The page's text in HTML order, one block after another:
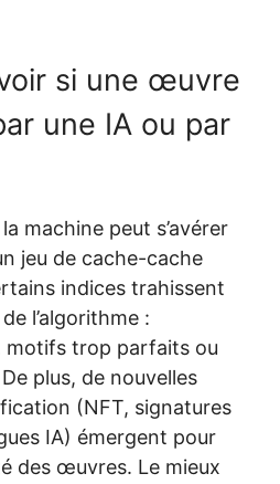
si une œuvre
une IA ou par
machine peut s’avérer
jeu de cache-cache
indices trahissent
l’algorithme :
motifs trop parfaits ou
plus, de nouvelles
(NFT, signatures
IA) émergent pour
des œuvres. Le mieux